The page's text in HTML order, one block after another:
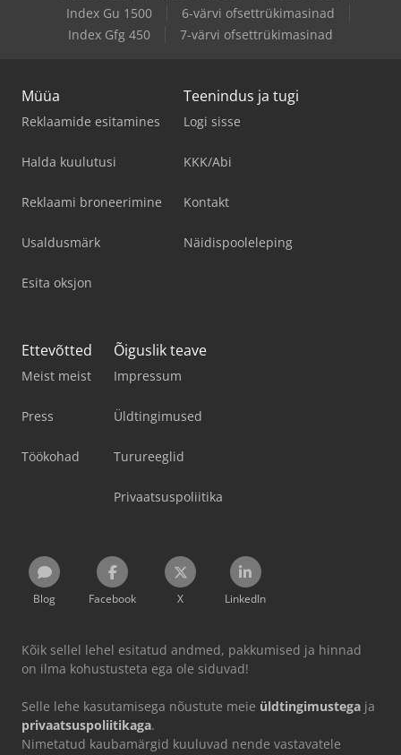
Index Gu 1500
6-värvi ofsettrükimasinad
Index Gfg 450
7-värvi ofsettrükimasinad
Müüa
Reklaamide esitamines
Halda kuulutusi
Reklaami broneerimine
Usaldusmärk
Esita oksjon
Teenindus ja tugi
Logi sisse
KKK/Abi
Kontakt
Näidispooleleping
Ettevõtted
Meist meist
Press
Töökohad
Õiguslik teave
Impressum
Üldtingimused
Turureeglid
Privaatsuspoliitika
Blog Facebook X LinkedIn
Kõik sellel lehel esitatud andmed, pakkumised ja hinnad
on ilma kohustusteta ega ole siduvad!
Selle lehe kasutamisega nõustute meie üldtingimustega ja
privaatsuspoliitikaga.
Nimetatud kaubamärgid kuuluvad nende vastavatele